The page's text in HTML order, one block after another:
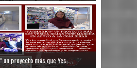
un proyecto más que Yes...